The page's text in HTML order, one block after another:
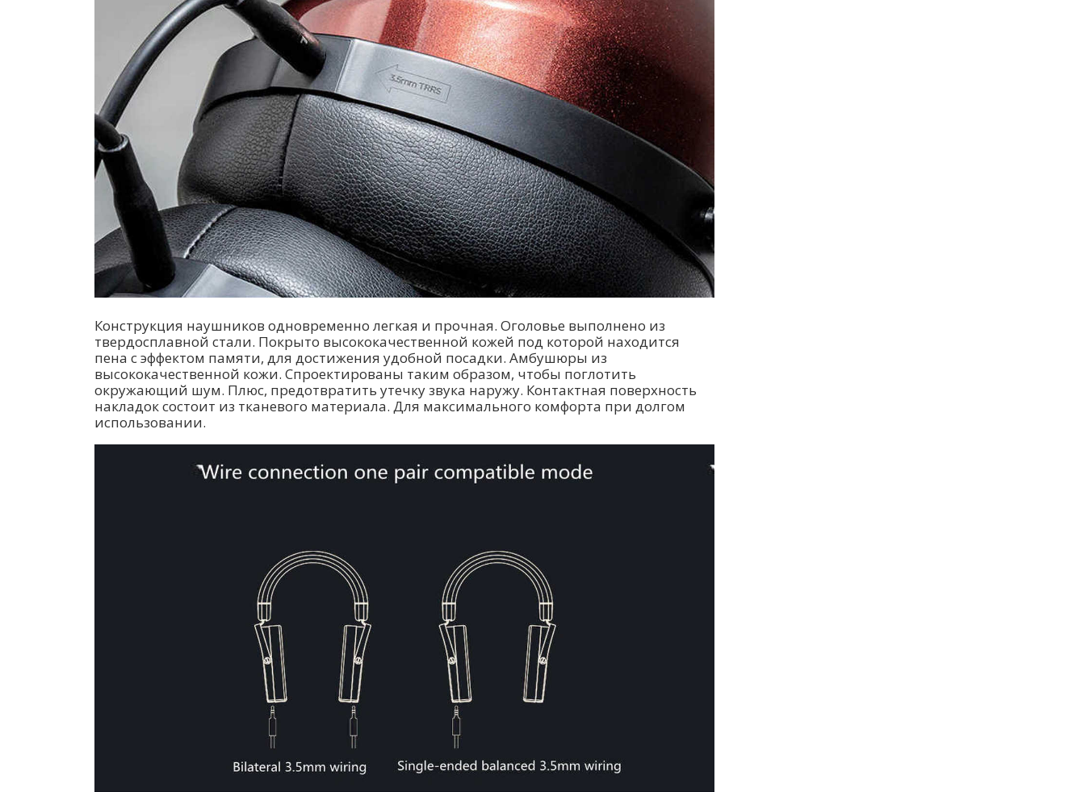
Конструкция наушников одновременно легкая и прочная. Оголовье выполнено из
твердосплавной стали. Покрыто высококачественной кожей под которой находится
пена с эффектом памяти, для достижения удобной посадки. Амбушюры из
высококачественной кожи. Спроектированы таким образом, чтобы поглотить
окружающий шум. Плюс, предотвратить утечку звука наружу. Контактная поверхность
накладок состоит из тканевого материала. Для максимального комфорта при долгом
использовании.